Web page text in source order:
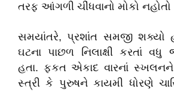
તરફ આંગળી ચીંધવાનો મોકો
સમયાંતરે, પ્રશાંત સમજી શક્યો
ઘટના પાછળ નિલાક્ષી કરતાં વધુ
હતા. ફકત એકાદ વારનાં
સ્ત્રી કે પુરુષને કાયમી ધોરણે